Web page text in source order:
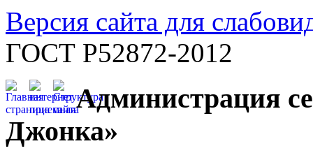
Версия сайта для
ГОСТ Р52872-2012
Администрация
Джонка»